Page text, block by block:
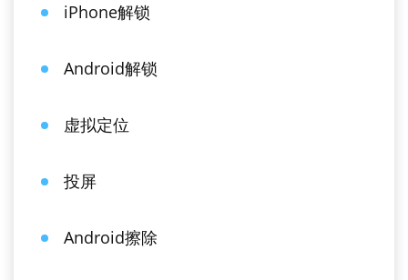
iPhone解锁
Android解锁
虚拟定位
投屏
Android擦除